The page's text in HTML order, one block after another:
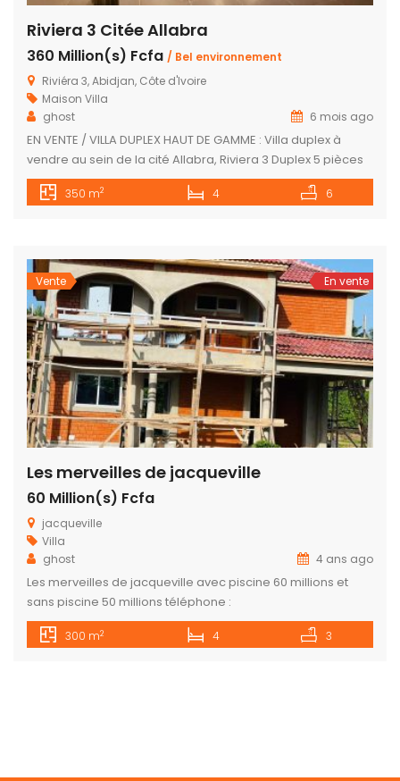
Riviera 3 Citée Allabra
360 Million(s) Fcfa / Bel environnement
Riviéra 3, Abidjan, Côte d'Ivoire
Maison Villa
ghost
6 mois ago
EN VENTE / VILLA DUPLEX HAUT DE GAMME : Villa duplex à
vendre au sein de la cité Allabra, Riviera 3 Duplex 5 pièces
avec piscine – ⁠1 séjour – 1 chambre principale avec
dressing et balcon privatif – 2 chambres autonome dont
350 m2 4 6
Vente En vente
Les merveilles de jacqueville
60 Million(s) Fcfa
jacqueville
Villa
ghost
4 ans ago
Les merveilles de jacqueville avec piscine 60 millions et
sans piscine 50 millions téléphone :
0757277653//0576827973
300 m2 4 3